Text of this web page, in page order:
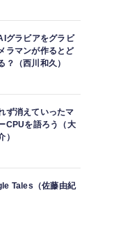
グラビアをグラビ
ラマンが作るとど
？（西川和久）
ず消えていったマ
CPUを語ろう（大
）
Tales（佐藤由紀